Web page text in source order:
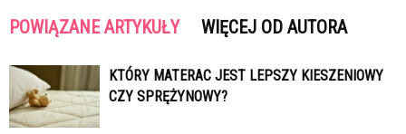
POWIĄZANE ARTYKUŁY WIĘCEJ OD AUTORA
KTÓRY MATERAC JEST LEPSZY KIESZENIOWY
CZY SPRĘŻYNOWY?